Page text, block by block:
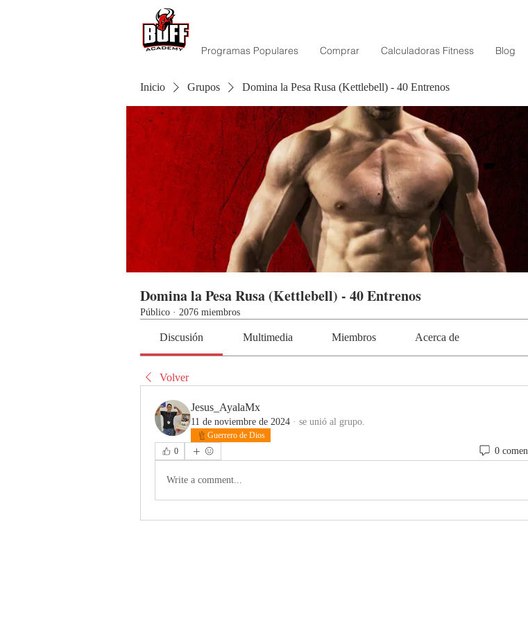
Programas Populares Comprar Calculadoras Fitness Blog
Inicio Grupos Domina la Pesa Rusa (Kettlebell) - 40 Entrenos
Domina la Pesa Rusa (Kettlebell) - 40 Entrenos
Público · 2076 miembros
Discusión Multimedia Miembros Acerca de
Volver
Jesus_AyalaMx
11 de noviembre de 2024 · se unió al grupo.
Guerrero de Dios
0
0
Write a comment...